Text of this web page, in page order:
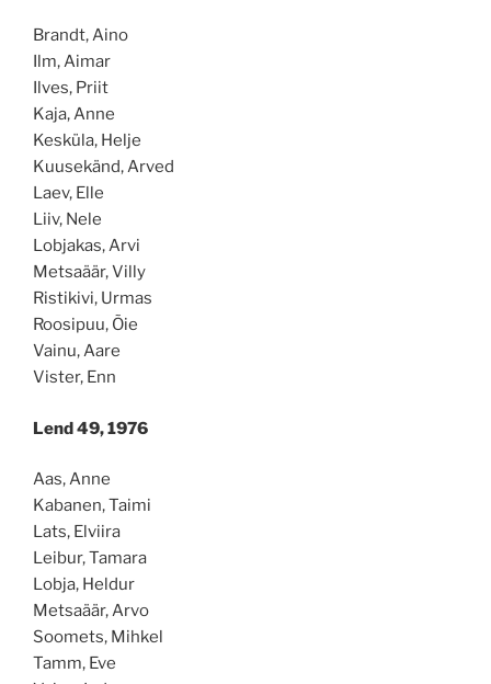
Brandt, Aino
Ilm, Aimar
Ilves, Priit
Kaja, Anne
Kesküla, Helje
Kuusekänd, Arved
Laev, Elle
Liiv, Nele
Lobjakas, Arvi
Metsaäär, Villy
Ristikivi, Urmas
Roosipuu, Õie
Vainu, Aare
Vister, Enn
Lend 49, 1976
Aas, Anne
Kabanen, Taimi
Lats, Elviira
Leibur, Tamara
Lobja, Heldur
Metsaäär, Arvo
Soomets, Mihkel
Tamm, Eve